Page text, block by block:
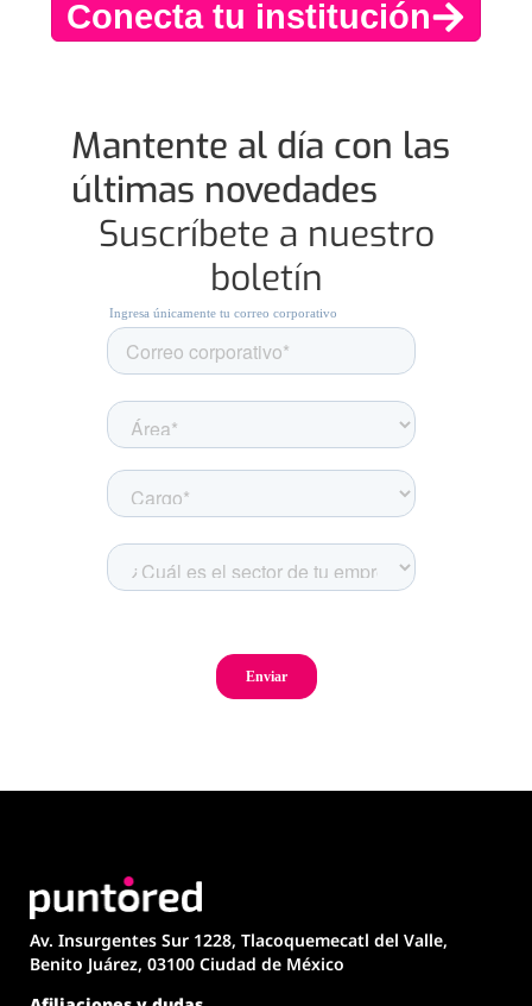
Conecta tu institución
Mantente al día con las
últimas novedades
Suscríbete a nuestro
boletín
Av. Insurgentes Sur 1228, Tlacoquemecatl del Valle,
Benito Juárez, 03100 Ciudad de México